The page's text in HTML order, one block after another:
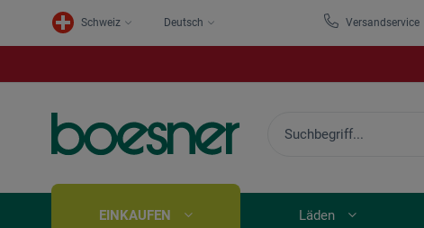
Schweiz Deutsch Versandservice
EINKAUFEN Läden